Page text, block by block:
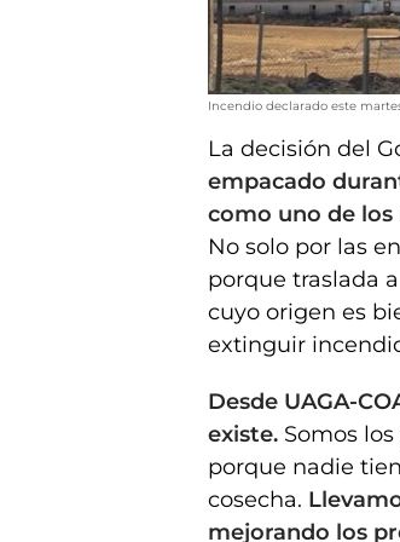
Incendio declarado este
La decisión del
empacado
como uno de
No solo por las
porque traslada
cuyo origen es
extinguir
Desde UAGA-
existe. Somos
porque nadie
cosecha.
mejorando los